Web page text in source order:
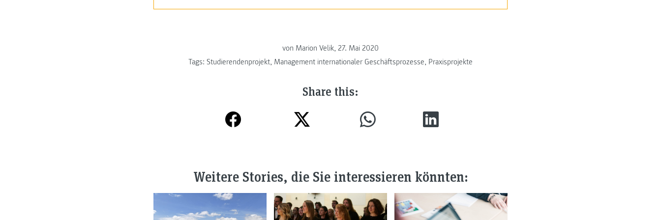
von Marion Velik, 27. Mai 2020
Tags: Studierendenprojekt, Management internationaler Geschäftsprozesse, Praxisprojekte
Share this:
Weitere Stories, die Sie interessieren könnten: